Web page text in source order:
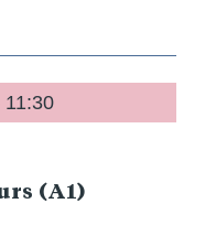
11:30
(A1)